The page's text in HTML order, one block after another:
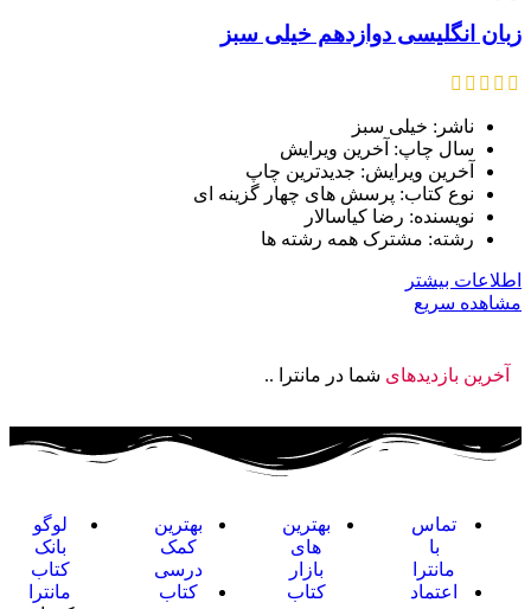
زبان انگلیسی دوازدهم خیلی سبز
ناشر: خیلی سبز
سال چاپ: آخرین ویرایش
آخرین ویرایش: جدیدترین چاپ
نوع کتاب: پرسش های چهار گزینه ای
نویسنده: رضا کیاسالار
رشته: مشترک همه رشته ها
اطلاعات بیشتر
مشاهده سریع
آخرین بازدیدهای شما در مانترا ..
تماس
با
مانترا
اعتماد
بهترین
های
بازار
کتاب
بهترین
کمک
درسی
کتاب
لوگو
بانک
کتاب
مانترا